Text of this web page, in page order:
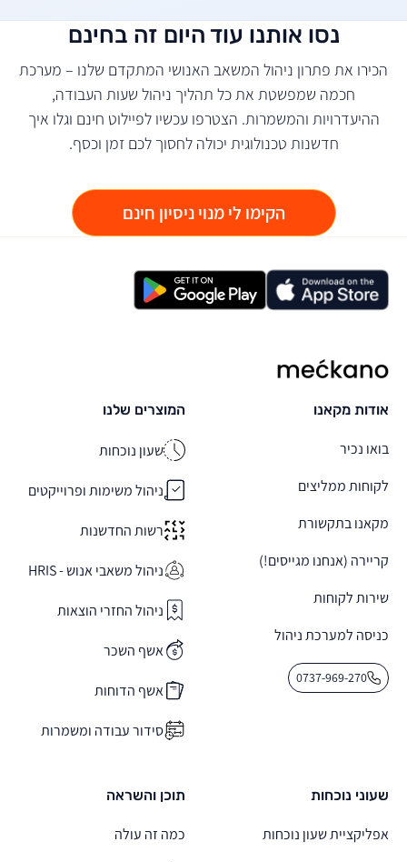
נסו אותנו עוד היום זה בחינם
הכירו את פתרון ניהול המשאב האנושי המתקדם שלנו – מערכת
חכמה שמפשטת את כל תהליך ניהול שעות העבודה,
ההיעדרויות והמשמרות. הצטרפו עכשיו לפיילוט חינם וגלו איך
חדשנות טכנולוגית יכולה לחסוך לכם זמן וכסף.
הקימו לי מנוי ניסיון חינם
מקאנו
אודות מקאנו
בואו נכיר
לקוחות ממליצים
מקאנו בתקשורת
קריירה (אנחנו מגייסים!)
שירות לקוחות
כניסה למערכת ניהול
0737-969-270
המוצרים שלנו
שעון נוכחות
ניהול משימות ופרוייקטים
רשות החדשנות
ניהול משאבי אנוש - HRIS
ניהול החזרי הוצאות
אשף השכר
אשף הדוחות
סידור עבודה ומשמרות
שעוני נוכחות
אפליקציית שעון נוכחות
תוכן והשראה
כמה זה עולה